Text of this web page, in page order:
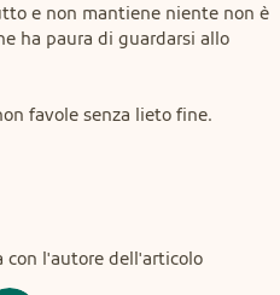
e non mantiene niente non è
ha paura di guardarsi allo
favole senza lieto fine.
con l'autore dell'articolo